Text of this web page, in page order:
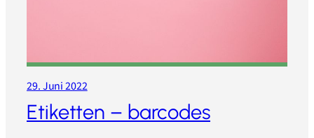
29. Juni 2022
Etiketten – barcodes